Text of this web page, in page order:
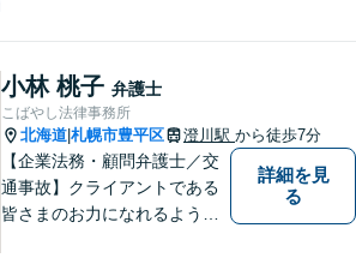
気軽にお問い合わせ下さい。
小林 桃子 弁護士
こばやし法律事務所
北海道 札幌市豊平区 澄川駅 から徒歩7分
【企業法務・顧問弁護士／交
通事故】クライアントである
皆さまのお力になれるよう全
詳細を見
る